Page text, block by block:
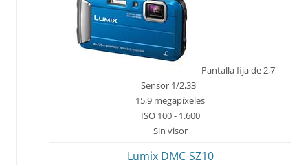
Pantalla fija de 2,7''
Sensor 1/2,33''
15,9 megapíxeles
ISO 100 - 1.600
Sin visor
Lumix DMC-SZ10